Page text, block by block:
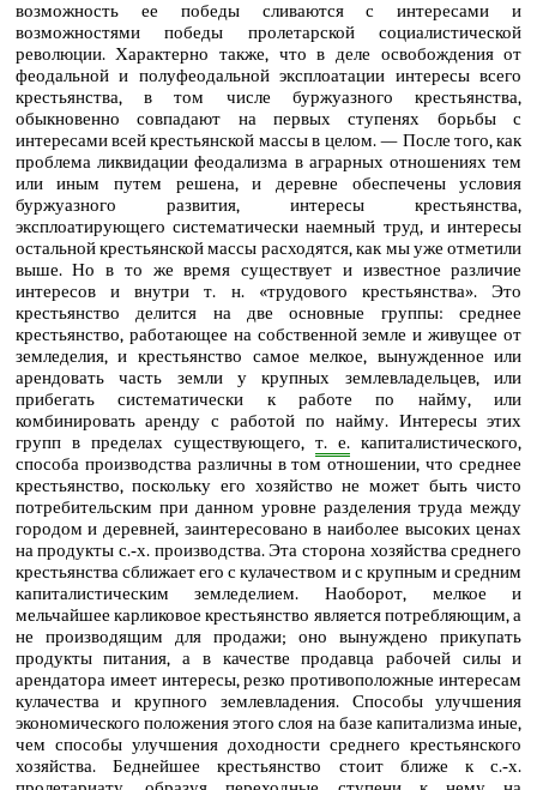
возможность ее победы сливаются с интересами и
возможностями победы пролетарской социалистической
революции. Характерно также, что в деле освобождения от
феодальной и полуфеодальной эксплоатации интересы всего
крестьянства, в том числе буржуазного крестьянства,
обыкновенно совпадают на первых ступенях борьбы с
интересами всей крестьянской массы в целом. — После того, как
проблема ликвидации феодализма в аграрных отношениях тем
или иным путем решена, и деревне обеспечены условия
буржуазного развития, интересы крестьянства,
эксплоатирующего систематически наемный труд, и интересы
остальной крестьянской массы расходятся, как мы уже отметили
выше. Но в то же время существует и известное различие
интересов и внутри т. н. «трудового крестьянства». Это
крестьянство делится на две основные группы: среднее
крестьянство, работающее на собственной земле и живущее от
земледелия, и крестьянство самое мелкое, вынужденное или
арендовать часть земли у крупных землевладельцев, или
прибегать систематически к работе по найму, или
комбинировать аренду с работой по найму. Интересы этих
групп в пределах существующего,т. е. капиталистического,
способа производства различны в том отношении, что среднее
крестьянство, поскольку его хозяйство не может быть чисто
потребительским при данном уровне разделения труда между
городом и деревней, заинтересовано в наиболее высоких ценах
на продукты с.‑х. производства. Эта сторона хозяйства среднего
крестьянства сближает его с кулачеством и с крупным и средним
капиталистическим земледелием. Наоборот, мелкое и
мельчайшее карликовое крестьянство является потребляющим, а
не производящим для продажи; оно вынуждено прикупать
продукты питания, а в качестве продавца рабочей силы и
арендатора имеет интересы, резко противоположные интересам
кулачества и крупного землевладения. Способы улучшения
экономического положения этого слоя на базе капитализма иные,
чем способы улучшения доходности среднего крестьянского
хозяйства. Беднейшее крестьянство стоит ближе к с.‑х.